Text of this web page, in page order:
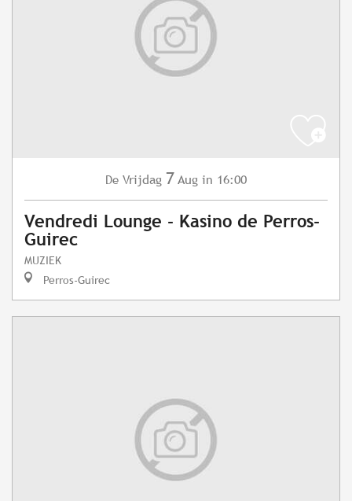
De Vrijdag 7 Aug in 16:00
Vendredi Lounge - Kasino de Perros-
Guirec
MUZIEK
Perros-Guirec